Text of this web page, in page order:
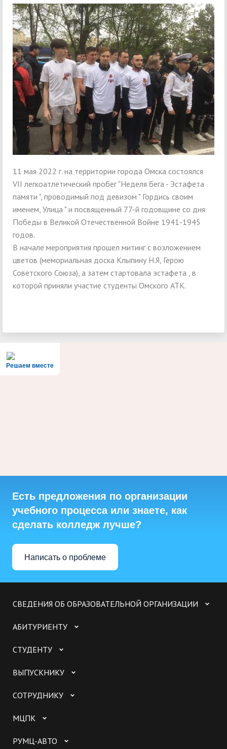
11 мая 2022 г. на территории города Омска состоялся
VII легкоатлетический пробег "Неделя бега - Эстафета
памяти ", проводимый под девизом " Гордись своим
именем, Улица " и посвященный 77-й годовщине со дня
Победы в Великой Отечественной Войне 1941-1945
годов.
В начале мероприятия прошел митинг с возложением
цветов (мемориальная доска Клыпину Н.Я, Герою
Советского Союза), а затем стартовала эстафета , в
которой приняли участие студенты Омского АТК.
Решаем вместе
Есть предложения по организации
учебного процесса или знаете, как
сделать колледж лучше?
Написать о проблеме
СВЕДЕНИЯ ОБ ОБРАЗОВАТЕЛЬНОЙ ОРГАНИЗАЦИИ
АБИТУРИЕНТУ
СТУДЕНТУ
ВЫПУСКНИКУ
СОТРУДНИКУ
МЦПК
РУМЦ-АВТО